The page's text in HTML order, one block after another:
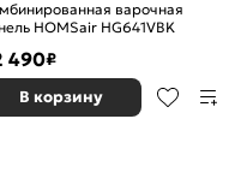
варочная
HOMSair HG641VBK
490₽
В корзину